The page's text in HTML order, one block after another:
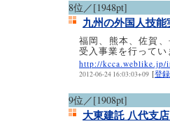
8位／[1948pt]
九州の外国人技
福岡、熊本、佐賀
受入事業を行ってい
http://kcca.weblike.jp/
2012-06-24 16:03:03+09 [登
9位／[1908pt]
大東建託 八代支店